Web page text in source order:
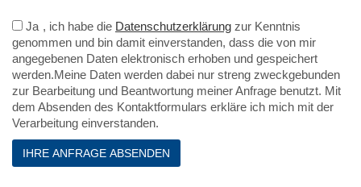
Ja , ich habe die Datenschutzerklärung zur Kenntnis
genommen und bin damit einverstanden, dass die von mir
angegebenen Daten elektronisch erhoben und gespeichert
werden.Meine Daten werden dabei nur streng zweckgebunden
zur Bearbeitung und Beantwortung meiner Anfrage benutzt. Mit
dem Absenden des Kontaktformulars erkläre ich mich mit der
Verarbeitung einverstanden.